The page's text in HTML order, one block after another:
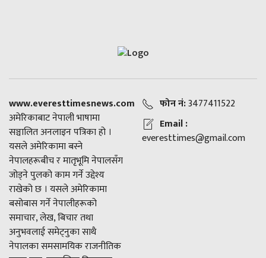
www.everesttimesnews.com
अमेरिकाबाट नेपाली भाषामा
सञ्चालित अनलाइन पत्रिका हो ।
यसले अमेरिकामा बस्ने
नेपालहरूबीच र मातृभूमि नेपालसँग
जोड्ने पुलको काम गर्ने उद्देश्य
राखेको छ । यसले अमेरिकामा
बसोबास गर्ने नेपालीहरूको
समाचार, लेख, बिचार तथा
अनुभवलाई समेट्नुका साथै
नेपालका समसामयिक राजनीतिक
फोन नं:3477411522
Email :
everesttimes@gmail.com